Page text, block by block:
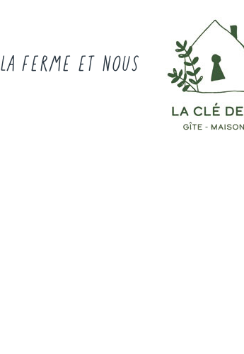
LA FERME ET NOUS